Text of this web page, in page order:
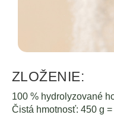
ZLOŽENIE:
100 % hydrolyzované
Čistá hmotnosť: 450 g